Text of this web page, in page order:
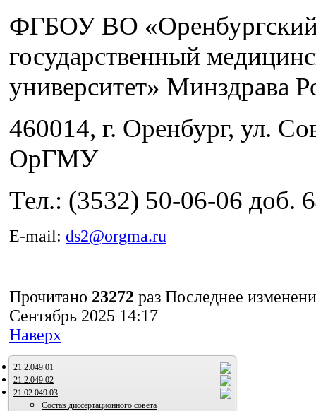
ФГБОУ ВО
государственный
университет» Минздрава
460014, г. Оренбург, ул.
ОрГМУ
Тел.: (3532) 50-06-06 доб.
E-mail: ds2@orgma.ru
Прочитано 23272 раз Последнее
Сентябрь 2025 14:17
Наверх
21.2.049.01
21.2.049.02
21.02.049.03
Состав диссертационного совета